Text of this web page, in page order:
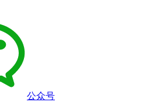
公众号